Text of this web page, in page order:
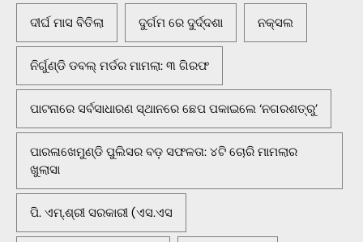
ଦୀର୍ଘ ମାସ ବିତିଲା ଦୁର୍ଗମ ରେ ଦୁର୍ଦ୍ଦଶା ନକ୍ସଲ
ନିର୍ଗୁଣ୍ଡି ଡବଲ୍ ମର୍ଡର ମାମଲା: ୩ ଗିରଫ
ପାଟନାରେ ସର୍ବସାଧାରଣ ସ୍ଥାନରେ ଛେପ ପକାଇଲେ ‘ନଗରଶତ୍ରୁ’
ପାରଳାଖେମୁଣ୍ଡି ପୁଲିସର ବଡ଼ ସଫଳତା: ୪ଟି ଚୋରି ମାମଲାର
ଖୁଲାସା
ପି. ଏମ୍.ଶ୍ରୀ ସରକାରୀ (ଏସ.ଏସ